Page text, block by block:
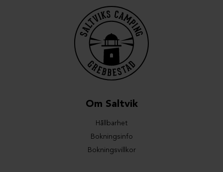
Om Saltvik
Hållbarhet
Bokningsinfo
Bokningsvillkor